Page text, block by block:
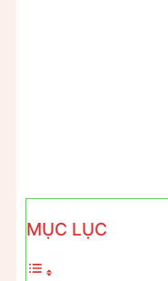
MỤC LỤC